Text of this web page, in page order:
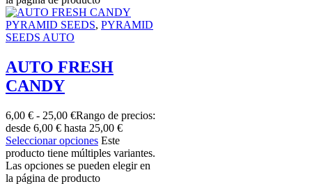
PYRAMID SEEDS, PYRAMID
SEEDS AUTO
AUTO FRESH
CANDY
6,00 € - 25,00 €Rango de precios:
desde 6,00 € hasta 25,00 €
Seleccionar opciones Este
producto tiene múltiples variantes.
Las opciones se pueden elegir en
la página de producto